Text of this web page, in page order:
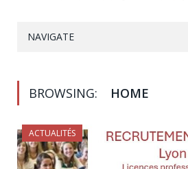
NAVIGATE
BROWSING: HOME
ACTUALITÉS